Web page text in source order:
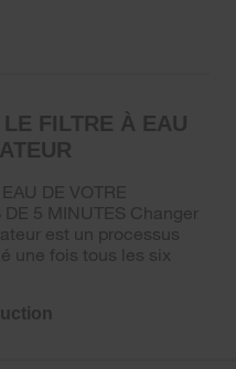
FILTRE À EAU
DE VOTRE
5 MINUTES Changer
est un processus
une fois tous les six